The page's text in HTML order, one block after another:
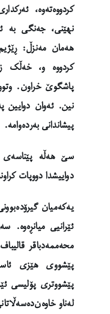
کردووەتەوە،
نهێنی، جەنگی بە
هەمان مەنزڵ:
کردووە و، خەڵک
پاشگوێ خراون.
نین. ئەوان دوایین
پیشاندانی بەردەوامە.
سێ هەڵە پێناسەی
دواییشدا دووپات
یەکەمیان
ئێرانیی میانڕەوە.
محەممەدباقر
پێشووی هێزی
پێشووتری پۆلیسی
لەناو